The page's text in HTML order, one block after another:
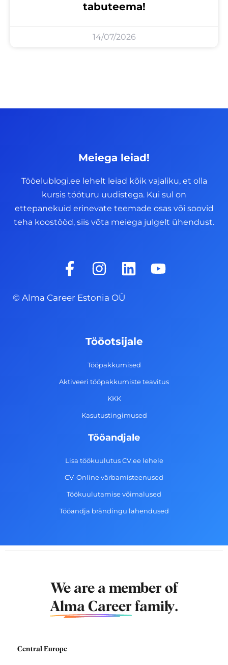
tabuteema!
14/07/2026
Meiega leiad!
Tööelublogi.ee lehelt leiad kõik vajaliku, et olla
kursis tööturu uudistega. Kui sul on
ettepanekuid erinevate teemade osas või soovid
teha koostööd, siis võta meiega julgelt ühendust.
F
a
e
-
I
n
s
t
g
r
a
m
L
i
d
i
n
Y
o
© Alma Career Estonia OÜ
Tööotsijale
Tööpakkumised
Aktiveeri tööpakkumiste teavitus
KKK
Kasutustingimused
Tööandjale
Lisa töökuulutus CV.ee lehele
CV-Online värbamisteenused
Töökuulutamise võimalused
Tööandja brändingu lahendused
We are a member of
Alma Career family.
Central Europe